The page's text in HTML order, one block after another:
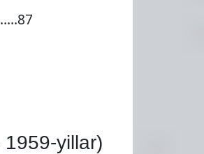
yillar)